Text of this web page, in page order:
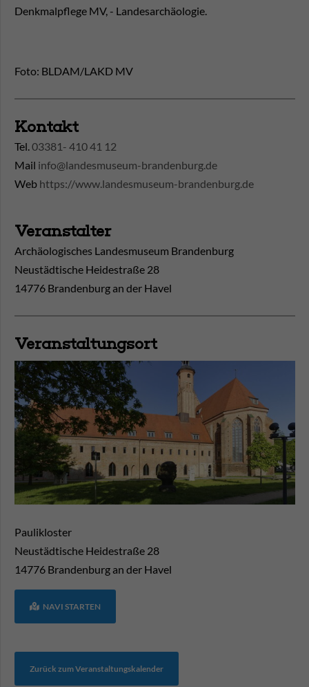
Denkmalpflege MV, - Landesarchäologie.
Foto: BLDAM/LAKD MV
Kontakt
Tel.03381- 410 41 12
Mail info@landesmuseum-brandenburg.de
Web https://www.landesmuseum-brandenburg.de
Veranstalter
Archäologisches Landesmuseum Brandenburg
Neustädtische Heidestraße 28
14776 Brandenburg an der Havel
Veranstaltungsort
Paulikloster
Neustädtische Heidestraße 28
14776 Brandenburg an der Havel
NAVI STARTEN
Zurück zum Veranstaltungskalender